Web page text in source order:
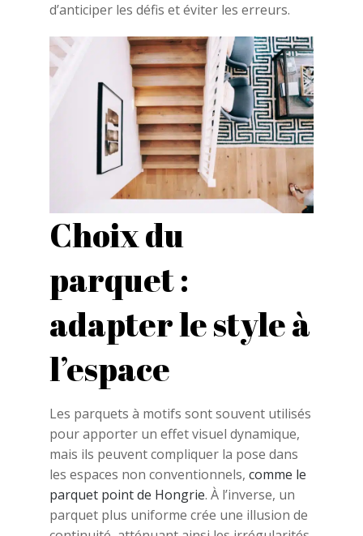
d’anticiper les défis et éviter les erreurs.
Choix du
parquet :
adapter le style à
l’espace
Les parquets à motifs sont souvent utilisés
pour apporter un effet visuel dynamique,
mais ils peuvent compliquer la pose dans
les espaces non conventionnels,comme le
parquet point de Hongrie. À l’inverse, un
parquet plus uniforme crée une illusion de